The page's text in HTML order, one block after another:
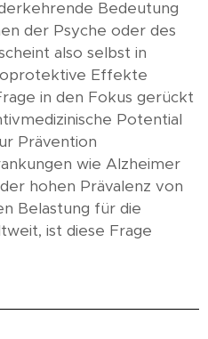
Bedeutung
der Psyche oder des
also selbst in
Effekte
in den Fokus gerückt
Potential
Prävention
wie Alzheimer
hohen Prävalenz von
Belastung für die
ist diese Frage